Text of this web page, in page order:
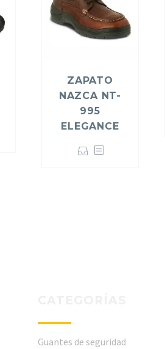
ZAPATO
NAZCA NT-
995
ELEGANCE
Guantes de seguridad